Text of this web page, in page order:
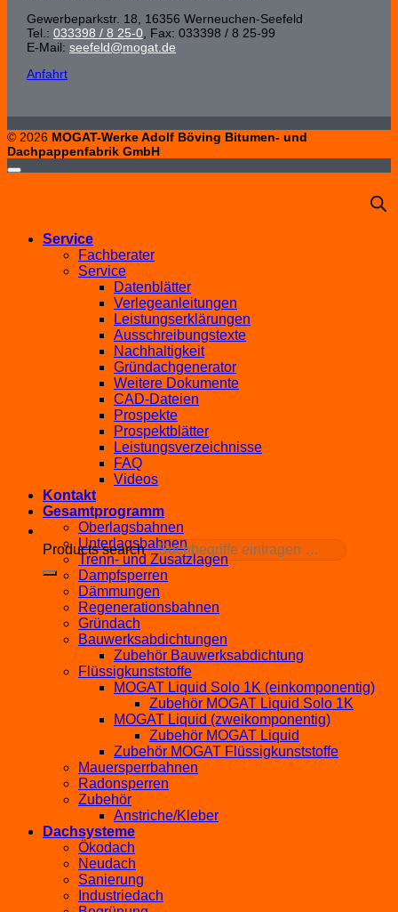
Gewerbeparkstr. 18, 16356 Werneuchen-Seefeld
Tel.: 033398 / 8 25-0 , Fax: 033398 / 8 25-99
E-Mail: seefeld@mogat.de
Anfahrt
© 2026 MOGAT-Werke Adolf Böving Bitumen- und
Dachpappenfabrik GmbH
Products search
Service
Fachberater
Service
Datenblätter
Verlegeanleitungen
Leistungserklärungen
Ausschreibungstexte
Nachhaltigkeit
Gründachgenerator
Weitere Dokumente
CAD-Dateien
Prospekte
Prospektblätter
Leistungsverzeichnisse
FAQ
Videos
Kontakt
Gesamtprogramm
Oberlagsbahnen
Unterlagsbahnen
Trenn- und Zusatzlagen
Dampfsperren
Dämmungen
Regenerationsbahnen
Gründach
Bauwerksabdichtungen
Zubehör Bauwerksabdichtung
Flüssigkunststoffe
MOGAT Liquid Solo 1K (einkomponentig)
Zubehör MOGAT Liquid Solo 1K
MOGAT Liquid (zweikomponentig)
Zubehör MOGAT Liquid
Zubehör MOGAT Flüssigkunststoffe
Mauersperrbahnen
Radonsperren
Zubehör
Anstriche/Kleber
Dachsysteme
Ökodach
Neudach
Sanierung
Industriedach